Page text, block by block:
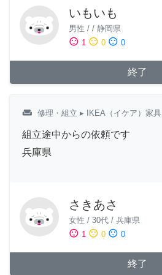
いもいも
男性 / / 静岡県
sentiment_satisfied 1 sentiment_neutral 0 sentiment_dissatisfied 0
終了
weekend 修理・組立 ▸ IKEA（イケア）家具
組立途中からの依頼です
兵庫県
さきあさ
女性 / 30代 / 兵庫県
sentiment_satisfied 1 sentiment_neutral 0 sentiment_dissatisfied 0
終了